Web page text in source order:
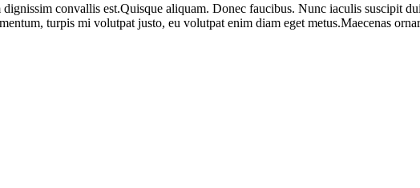
convallis est.Quisque aliquam. Donec faucibus. Nunc iaculis suscipit
turpis mi volutpat justo, eu volutpat enim diam eget metus.Maecenas